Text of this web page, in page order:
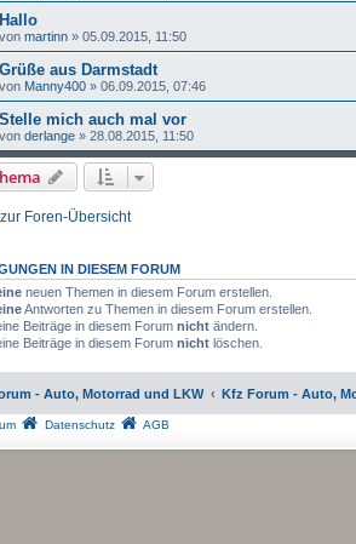
Hallo
von martinn » 05.09.2015, 11:50
Grüße aus Darmstadt
von Manny400 » 06.09.2015, 07:46
Stelle mich auch mal vor
von derlange » 28.08.2015, 11:50
Foren-Übersicht
IN DIESEM FORUM
neuen Themen in diesem Forum erstellen.
Antworten zu Themen in diesem Forum erstellen.
Beiträge in diesem Forum nicht ändern.
Beiträge in diesem Forum nicht löschen.
- Auto, Motorrad und LKW Kfz Forum - Auto,
Datenschutz AGB